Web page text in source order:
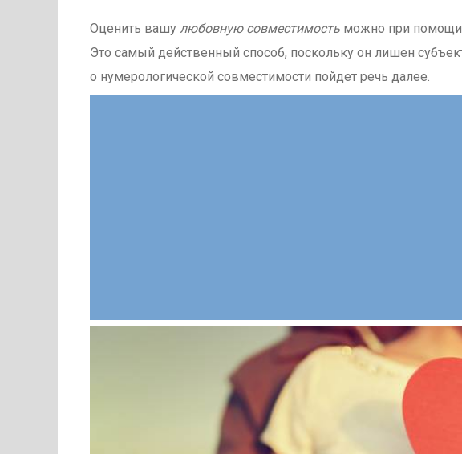
Оценить вашу любовную совместимость можно при помощи
Это самый действенный способ, поскольку он лишен
о нумерологической совместимости пойдет речь далее.